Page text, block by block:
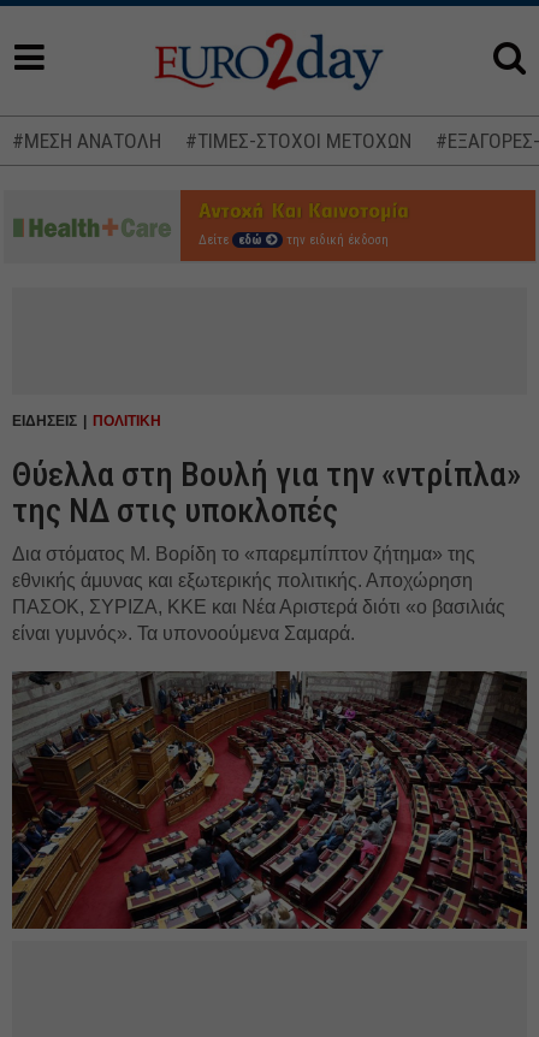
#ΜΕΣΗ ΑΝΑΤΟΛΗ #ΤΙΜΕΣ-ΣΤΟΧΟΙ ΜΕΤΟΧΩΝ
Δείτε εδώ την ειδική έκδοση
ΕΙΔΗΣΕΙΣ ΠΟΛΙΤΙΚΗ
Θύελλα στη Βουλή για την «ντρίπλα»
της ΝΔ στις υποκλοπές
Δια στόματος Μ. Βορίδη το «παρεμπίπτον ζήτημα» της
εθνικής άμυνας και εξωτερικής πολιτικής. Αποχώρηση
ΠΑΣΟΚ, ΣΥΡΙΖΑ, ΚΚΕ και Νέα Αριστερά διότι «ο βασιλιάς
είναι γυμνός». Τα υπονοούμενα Σαμαρά.